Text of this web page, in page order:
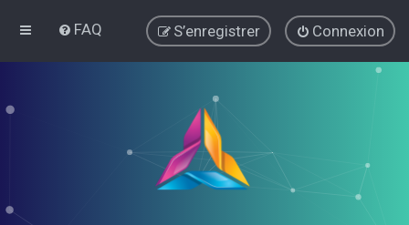
FAQ Connexion
S’enregistrer